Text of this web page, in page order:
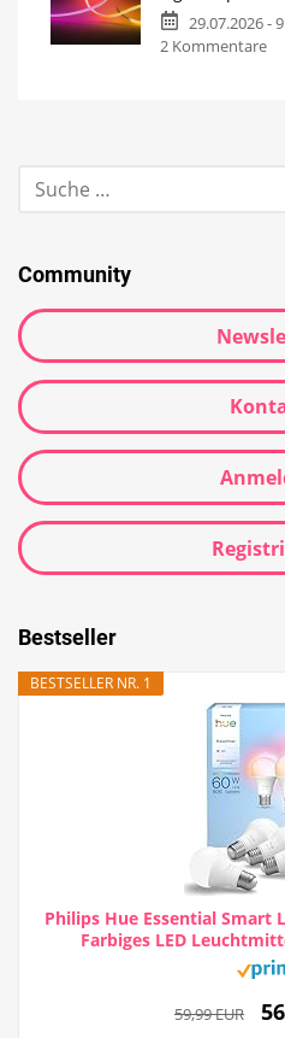
29.07.2026 -
2 Kommentare
Community
Bestseller
BESTSELLER NR. 1
Philips Hue Essential Smart
Farbiges LED
59,99 EUR